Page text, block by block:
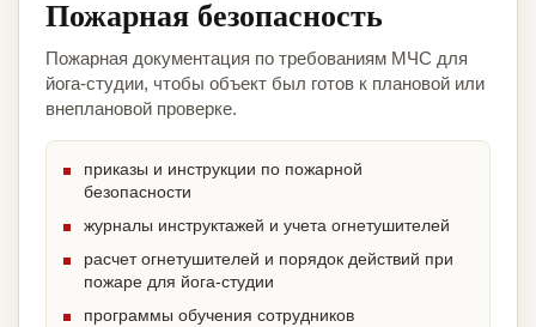
Пожарная безопасность
Пожарная документация по требованиям МЧС для
йога-студии, чтобы объект был готов к плановой или
внеплановой проверке.
приказы и инструкции по пожарной
безопасности
журналы инструктажей и учета огнетушителей
расчет огнетушителей и порядок действий при
пожаре для йога-студии
программы обучения сотрудников